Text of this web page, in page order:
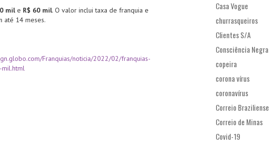
mile R$ 60 mil. O valor inclui taxa de franquia e
até 14 meses.
Franquias/noticia/2022/02/franquias-
Casa Vogue
churrasqueiros
Clientes S/A
Consciência Negra
copeira
corona vírus
coronavírus
Correio Braziliense
Correio de Minas
Covid-19